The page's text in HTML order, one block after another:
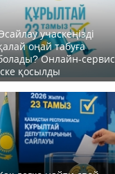
учаскеңізді
оңай табуға
Онлайн-сервис
қосылды